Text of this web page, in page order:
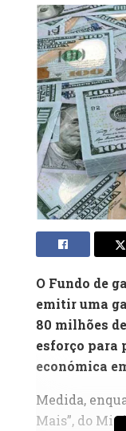
O Fundo de
emitir uma
80 milhões
esforço para
económica
Medida,
Mais”, do